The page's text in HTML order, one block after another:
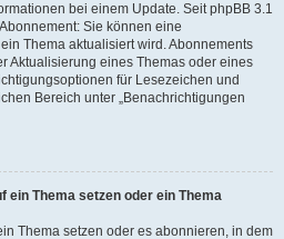
bei einem Update. Seit phpBB 3.1
Sie können eine
Thema aktualisiert wird. Abonnements
Aktualisierung eines Themas oder eines
für Lesezeichen und
Bereich unter „Benachrichtigungen
ein Thema setzen oder ein Thema
Thema setzen oder es abonnieren, in dem